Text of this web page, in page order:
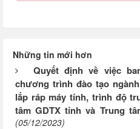
Những tin mới hơn
Quyết định về việc
chương trình đào tạo
lắp ráp máy tính, trình độ
tâm GDTX tỉnh và Trung
(05/12/2023)